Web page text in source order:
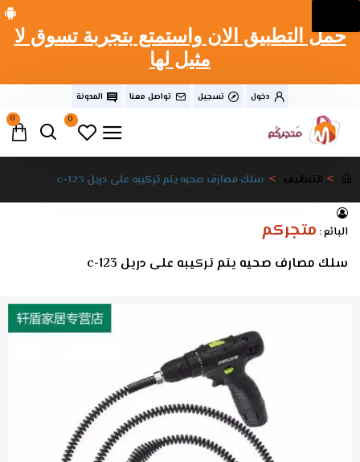
حمل التطبيق الان واستمتع بتجربة تسوق لا
مثيل لها
دخول تسجيل تواصل معنا
المدونة
0
0
التنظيف سلك مصارف صحيه يتم تركيبه على دريل c-123
البائع : متجركم
سلك مصارف صحيه يتم تركيبه على دريل c-123